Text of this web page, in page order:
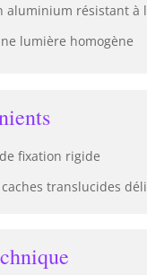
aluminium résistant à
lumière homogène
fixation rigide
caches translucides